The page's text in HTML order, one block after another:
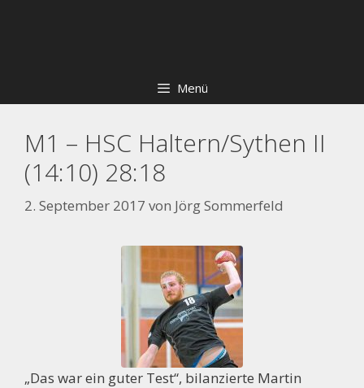
Menü
M1 – HSC Haltern/Sythen II
(14:10) 28:18
2. September 2017 von Jörg Sommerfeld
„Das war ein guter Test“, bilanzierte Martin